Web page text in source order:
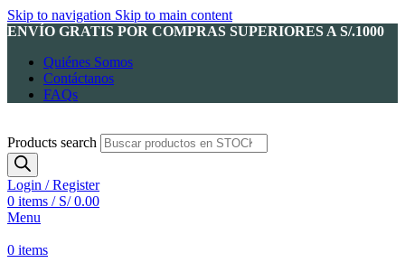
Skip to navigation Skip to main content
ENVÍO GRATIS POR COMPRAS SUPERIORES A S/.1000
Quiénes Somos
Contáctanos
FAQs
Products search
Login / Register
0 items / S/0.00
Menu
0 items